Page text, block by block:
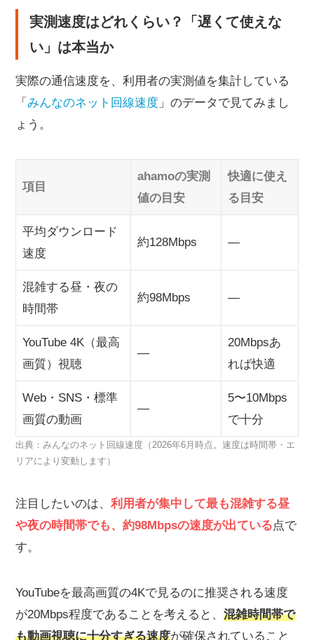
【まとめ】ahamoの電波が悪いと感じたら、まず
原因を特定して対処しよう
実測速度はどれくらい？「遅くて使えな
い」は本当か
実際の通信速度を、利用者の実測値を集計している
「 みんなのネット回線速度 」のデータで見てみまし
ょう。
項目
ahamoの実測
値の目安
快適に使え
る目安
平均ダウンロード
速度
約128Mbps —
混雑する昼・夜の
時間帯
約98Mbps —
YouTube 4K（最高
画質）視聴
—
20Mbpsあ
れば快適
Web・SNS・標準
画質の動画
—
5〜10Mbps
で十分
出典：みんなのネット回線速度（2026年6月時点。速度は時間帯・エ
リアにより変動します）
注目したいのは、 利用者が集中して最も混雑する昼
や夜の時間帯でも、約98Mbpsの速度が出ている点で
す。
YouTubeを最高画質の4Kで見るのに推奨される速度
が20Mbps程度であることを考えると、 混雑時間帯で
も動画視聴に十分すぎる速度が確保されていること